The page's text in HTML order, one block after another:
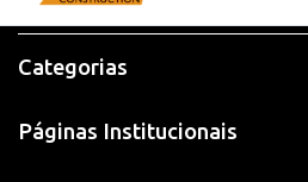
Categorias
Páginas Institucionais